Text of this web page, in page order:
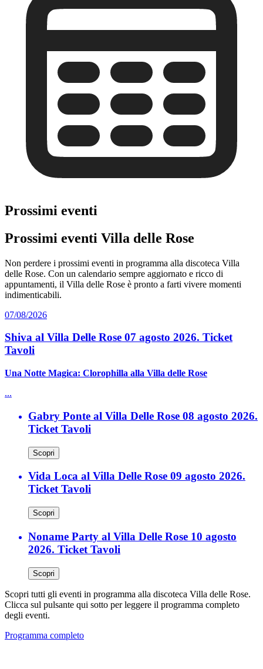
Prossimi eventi
Prossimi eventi Villa delle Rose
Non perdere i prossimi eventi in programma alla discoteca Villa
delle Rose. Con un calendario sempre aggiornato e ricco di
appuntamenti, il Villa delle Rose è pronto a farti vivere momenti
indimenticabili.
07/08/2026
Shiva al Villa Delle Rose 07 agosto 2026. Ticket
Tavoli
Una Notte Magica: Clorophilla alla Villa delle Rose
...
Gabry Ponte al Villa Delle Rose 08 agosto 2026.
Ticket Tavoli
Scopri
Vida Loca al Villa Delle Rose 09 agosto 2026.
Ticket Tavoli
Scopri
Noname Party al Villa Delle Rose 10 agosto
2026. Ticket Tavoli
Scopri
Scopri tutti gli eventi in programma alla discoteca Villa delle Rose.
Clicca sul pulsante qui sotto per leggere il programma completo
degli eventi.
Programma completo